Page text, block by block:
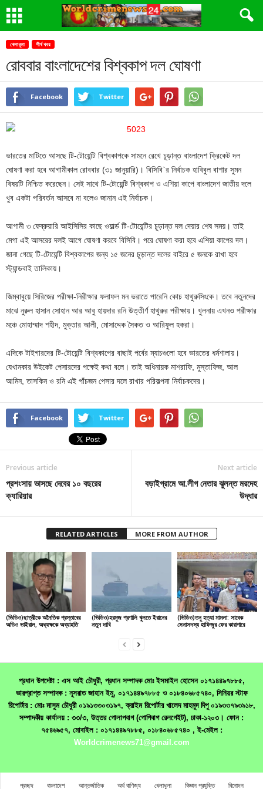
খেলাধূলা শীর্ষ খবর
রোববার বাংলাদেশের বিশ্বকাপ দল ঘোষণা
Facebook Twitter
ভারতের মাটিতে আসছে টি-টোয়েন্টি বিশ্বকাপকে সামনে রেখে চূড়ান্ত বাংলাদেশ ক্রিকেট দল
ঘোষণা করা হবে আগামীকাল রোববার (৩১ জানুয়ারি)। বিসিবি`র নির্বাচক হাবিবুল বাশার সুমন
বিষয়টি নিশ্চিত করেছেন। সেই সাথে টি-টোয়েন্টি বিশ্বকাপ ও এশিয়া কাপে বাংলাদেশ জাতীয় দলে
খুব একটা পরিবর্তন আসবে না বলেও জানান এই নির্বাচক।
আগামী ৩ ফেব্রুয়ারি আইসিসির কাছে ওয়ার্ল্ড টি-টোয়েন্টির চূড়ান্ত দল দেয়ার শেষ সময়। তাই
মেগা এই আসরের দলই আগে ঘোষণা করবে বিসিবি। পরে ঘোষণা করা হবে এশিয়া কাপের দল।
জানা গেছে টি-টোয়েন্টি বিশ্বকাপের জন্য ১৫ জনের চূড়ান্ত দলের বাইরে ৫ জনকে রাখা হবে
স্ট্যান্ডবাই তালিকায়।
জিম্বাবুয়ে সিরিজের পরীক্ষা-নিরীক্ষার ফলাফল মন ভরাতে পারেনি কোচ হাথুরুসিংকে। তবে নতুনদের
মাঝে নুরুল হাসান সোহান আর আবু হায়দার রনি উত্তীর্ণ হাথুরুর পরীক্ষায়। খুলনায় এখনও পরীক্ষার
মঞ্চে মোহাম্মাদ শহীদ, মুক্তার আলী, মোসাদ্দেক সৈকত ও আরিফুল হকরা।
এদিকে টাইগারদের টি-টোয়েন্টি বিশ্বকাপের বাছাই পর্বের ম্যাচগুলো হবে ভারতের ধর্মশালায়।
যেখানকার উইকেট পেসারদের পক্ষেই কথা বলে। তাই অধিনায়ক মাশরাফি, মুস্তাফিজ, আল
আমিন, তাসকিন ও রনি এই পাঁচজন পেসার দলে রাখার পরিকল্পনা নির্বাচকদের।
Facebook Twitter
Previous article
প্রশংসায় ভাসছে দেবের ১০ বছরের
ক্যারিয়ার
Next article
বড়াইগ্রামে আ.লীগ নেতার ঝুলন্ত মরদেহ
উদ্ধার
RELATED ARTICLES MORE FROM AUTHOR
(ভিডিও)ছাত্রীকে অনৈতিক প্রস্তাবের
অডিও ভাইরাল, অধ্যক্ষকে অব্যাহতি
(ভিডিও)হরমুজ প্রণালি খুলতে ইরানের
নতুন দাবি
(ভিডিও)তনু হত্যা মামলা: সাবেক
সেনাসদস্য হাফিজুর ফের কারাগারে
প্রধান উপদেষ্টা : এস আই চৌধুরী, প্রধান সম্পাদক মোঃ ইসমাইল হোসেন ০১৭১৪৪৯৭৮৮৫,
ভারপ্রাপ্ত সম্পাদক : নূসরাত জাহান ইমু, ০১৭১৪৪৯৭৮৮৫ ও ০১৮৪০৬৮৫৭৪০, সিনিয়র স্টাফ
রিপোর্টার : মোঃ মাসুম চৌধুরী ০১৯১৩৩০৩১৯৭, ক্রাইম রিপোর্টার খালেদ মাহমুদ দিপু ০১৯৩৩৭৯৩৯১৮,
সম্পাদকীয় কার্যালয় : ৩৩/৩, উত্তর গোলাপবাগ (গোপিবাগ রেলগেইট), ঢাকা-১২০৩। ফোন :
৭৫৪৬৯৫৭, মোবাইল : ০১৭১৪৪৯৭৮৮৫, ০১৮৪০৬৮৫৭৪০ , ই-মেইল :
Worldcrimenews71@gmail.com
প্রচ্ছদ বাংলাদেশ আন্তর্জাতিক অর্থ বাণিজ্য খেলাধূলা বিজ্ঞান প্রযুক্তি বিনোদন